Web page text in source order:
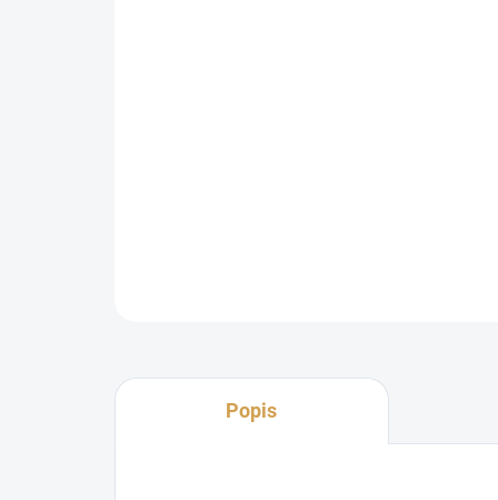
Popis